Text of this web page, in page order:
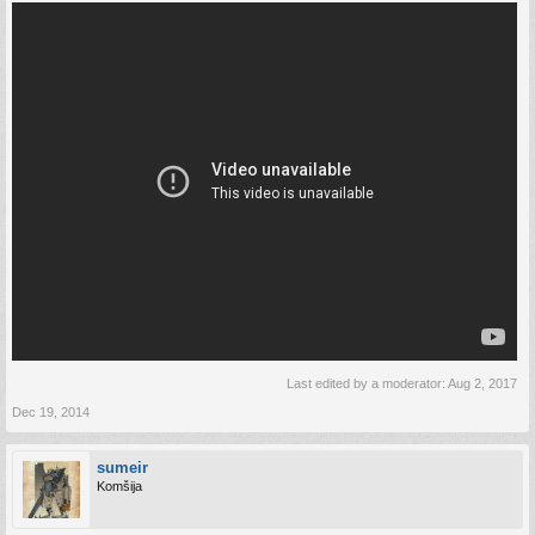
Last edited by a moderator: Aug 2, 2017
Dec 19, 2014
sumeir
Komšija